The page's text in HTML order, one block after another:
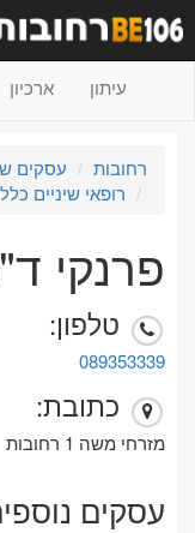
עיתון ארכיון
רחובות עסקים
רופאי שיניים
פרנקי
טלפון:
089353339
כתובת:
מזרחי משה 1 רחובות
עסקים